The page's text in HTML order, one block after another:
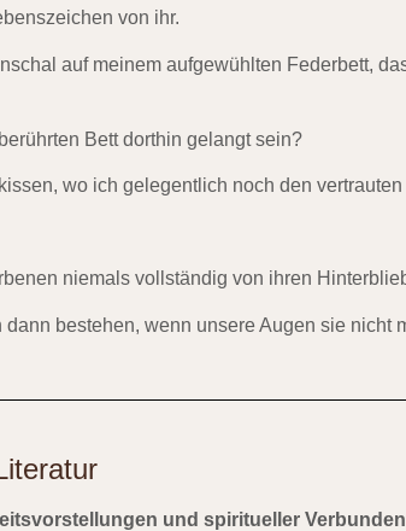
von ihr.
auf meinem aufgewühlten Federbett,
Bett dorthin gelangt sein?
wo ich gelegentlich noch den
niemals vollständig von ihren
bestehen, wenn unsere Augen sie nicht
und spiritueller